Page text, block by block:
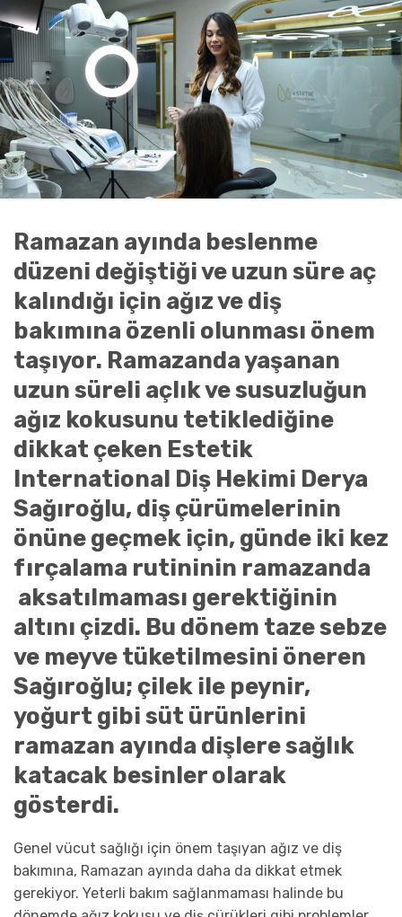
Ramazan ayında beslenme
düzeni değiştiği ve uzun süre aç
kalındığı için ağız ve diş
bakımına özenli olunması önem
taşıyor. Ramazanda yaşanan
uzun süreli açlık ve susuzluğun
ağız kokusunu tetiklediğine
dikkat çeken Estetik
International Diş Hekimi Derya
Sağıroğlu, diş çürümelerinin
önüne geçmek için, günde iki kez
fırçalama rutininin ramazanda
aksatılmaması gerektiğinin
altını çizdi. Bu dönem taze sebze
ve meyve tüketilmesini öneren
Sağıroğlu; çilek ile peynir,
yoğurt gibi süt ürünlerini
ramazan ayında dişlere sağlık
katacak besinler olarak
gösterdi.
Genel vücut sağlığı için önem taşıyan ağız ve diş
bakımına, Ramazan ayında daha da dikkat etmek
gerekiyor. Yeterli bakım sağlanmaması halinde bu